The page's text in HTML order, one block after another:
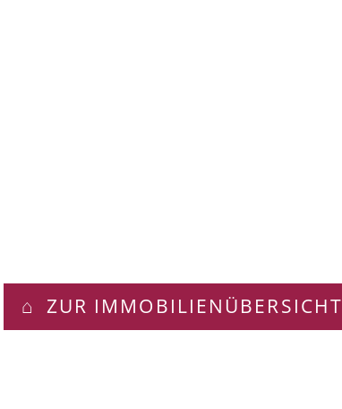
ZUR IMMOBILIENÜBERSICHT